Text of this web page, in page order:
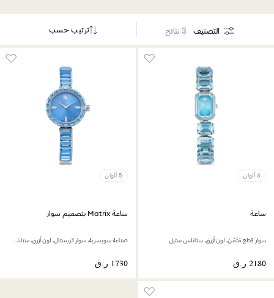
التصنيف 3 نتائج ترتيب حسب
6 ألوان
ساعة
سوار قطع مُثَمَّن، لون أزرق، ستانلس ستيل
5 ألوان
ساعة Matrix بتصميم سوار
صناعة سويسرية، سوار كريستال، لون أزرق، ستانلس ستيل